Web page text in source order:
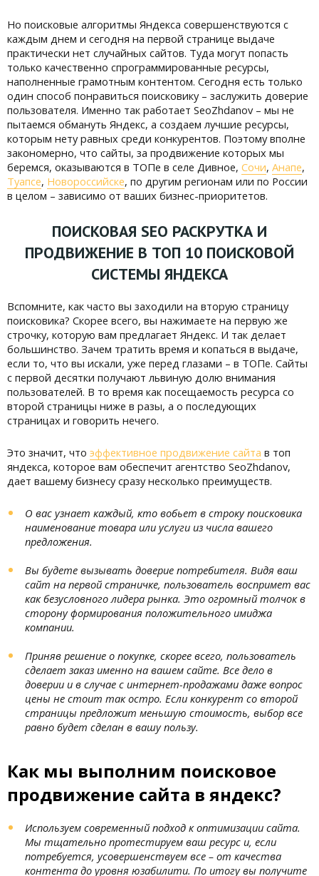
Но поисковые алгоритмы Яндекса совершенствуются с
каждым днем и сегодня на первой странице выдаче
практически нет случайных сайтов. Туда могут попасть
только качественно спрограммированные ресурсы,
наполненные грамотным контентом. Сегодня есть только
один способ понравиться поисковику – заслужить доверие
пользователя. Именно так работает SeoZhdanov – мы не
пытаемся обмануть Яндекс, а создаем лучшие ресурсы,
которым нету равных среди конкурентов. Поэтому вполне
закономерно, что сайты, за продвижение которых мы
беремся, оказываются в ТОПе в селе Дивное, Сочи, Анапе,
Туапсе, Новороссийске, по другим регионам или по России
в целом – зависимо от ваших бизнес-приоритетов.
ПОИСКОВАЯ SEO РАСКРУТКА И
ПРОДВИЖЕНИЕ В ТОП 10 ПОИСКОВОЙ
СИСТЕМЫ ЯНДЕКСА
Вспомните, как часто вы заходили на вторую страницу
поисковика? Скорее всего, вы нажимаете на первую же
строчку, которую вам предлагает Яндекс. И так делает
большинство. Зачем тратить время и копаться в выдаче,
если то, что вы искали, уже перед глазами – в ТОПе. Сайты
с первой десятки получают львиную долю внимания
пользователей. В то время как посещаемость ресурса со
второй страницы ниже в разы, а о последующих
страницах и говорить нечего.
Это значит, что эффективное продвижение сайта в топ
яндекса, которое вам обеспечит агентство SeoZhdanov,
дает вашему бизнесу сразу несколько преимуществ.
О вас узнает каждый, кто вобьет в строку поисковика
наименование товара или услуги из числа вашего
предложения.
Вы будете вызывать доверие потребителя. Видя ваш
сайт на первой страничке, пользователь воспримет вас
как безусловного лидера рынка. Это огромный толчок в
сторону формирования положительного имиджа
компании.
Приняв решение о покупке, скорее всего, пользователь
сделает заказ именно на вашем сайте. Все дело в
доверии и в случае с интернет-продажами даже вопрос
цены не стоит так остро. Если конкурент со второй
страницы предложит меньшую стоимость, выбор все
равно будет сделан в вашу пользу.
Как мы выполним поисковое
продвижение сайта в яндекс?
Используем современный подход к оптимизации сайта.
Мы тщательно протестируем ваш ресурс и, если
потребуется, усовершенствуем все – от качества
контента до уровня юзабилити. По итогу вы получите